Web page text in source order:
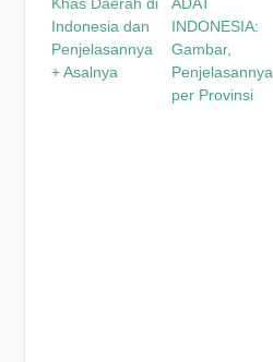
Indonesia dan
Penjelasannya
+ Asalnya
INDONESIA:
Gambar,
Penjelasannya
per Provinsi